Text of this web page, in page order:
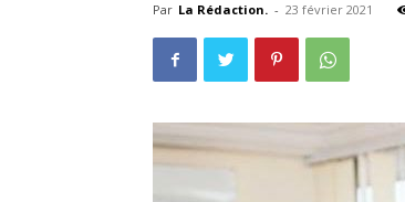
Par La Rédaction. - 23 février 2021